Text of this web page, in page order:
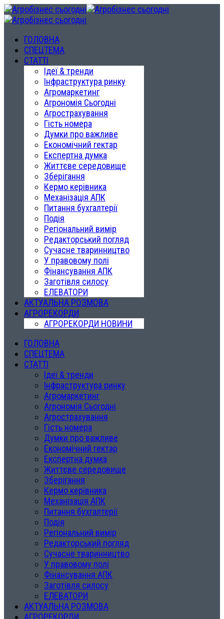
ГОЛОВНА
СПЕЦТЕМА
СТАТТІ
Ідеї & тренди
Інфраструктура ринку
Агромаркетинг
Агрономія Сьогодні
Агрострахування
Гість номера
Думки про важливе
Економічний гектар
Експертна думка
Життєве середовище
Зберігання
Кермо керівника
Механізація АПК
Питання бухгалтерії
Подія
Регіональний вимір
Редакторський погляд
Сучасне тваринництво
У правовому полі
Фінансування АПК
Заготівля силосу
ЕЛЕВАТОРИ
АКТУАЛЬНА РОЗМОВА
АГРОРЕКОРДИ
АГРОРЕКОРДИ НОВИНИ
ГОЛОВНА
СПЕЦТЕМА
СТАТТІ
Ідеї & тренди
Інфраструктура ринку
Агромаркетинг
Агрономія Сьогодні
Агрострахування
Гість номера
Думки про важливе
Економічний гектар
Експертна думка
Життєве середовище
Зберігання
Кермо керівника
Механізація АПК
Питання бухгалтерії
Подія
Регіональний вимір
Редакторський погляд
Сучасне тваринництво
У правовому полі
Фінансування АПК
Заготівля силосу
ЕЛЕВАТОРИ
АКТУАЛЬНА РОЗМОВА
АГРОРЕКОРДИ